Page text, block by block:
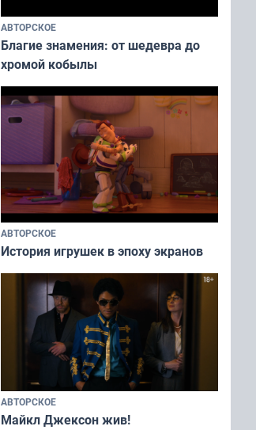
АВТОРСКОЕ
Благие знамения: от шедевра до
хромой кобылы
АВТОРСКОЕ
История игрушек в эпоху экранов
АВТОРСКОЕ
Майкл Джексон жив!